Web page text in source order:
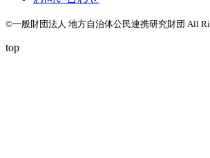
©一般財団法人 地方自治体公民連携研究財団 All
top